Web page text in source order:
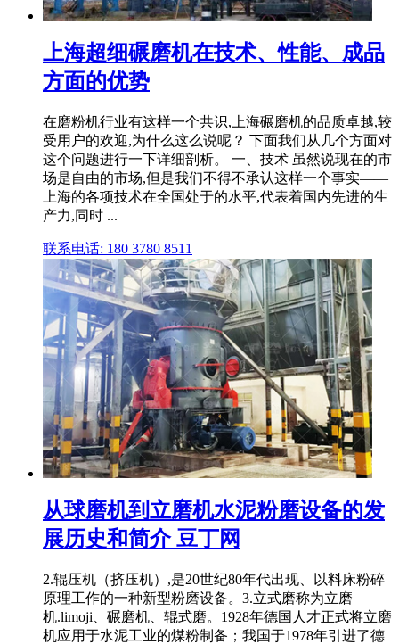
上海超细碾磨机在技术、性能、成品
方面的优势
在磨粉机行业有这样一个共识,上海碾磨机的品质卓越,较
受用户的欢迎,为什么这么说呢？ 下面我们从几个方面对
这个问题进行一下详细剖析。 一、技术 虽然说现在的市
场是自由的市场,但是我们不得不承认这样一个事实——
上海的各项技术在全国处于的水平,代表着国内先进的生
产力,同时 ...
联系电话: 180 3780 8511
从球磨机到立磨机水泥粉磨设备的发
展历史和简介 豆丁网
2.辊压机（挤压机）,是20世纪80年代出现、以料床粉碎
原理工作的一种新型粉磨设备。3.立式磨称为立磨
机.limoji、碾磨机、辊式磨。1928年德国人才正式将立磨
机应用于水泥工业的煤粉制备；我国于1978年引进了德